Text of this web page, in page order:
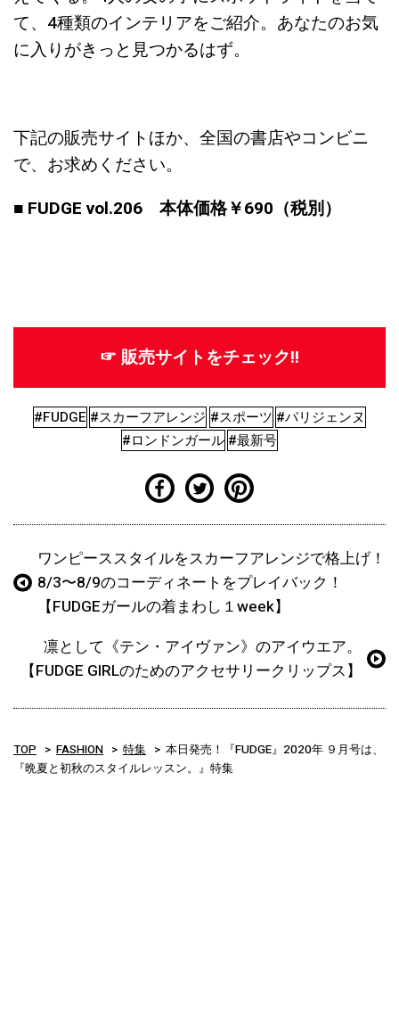
て、4種類のインテリアをご紹介。あなたのお気
に入りがきっと見つかるはず。
下記の販売サイトほか、全国の書店やコンビニ
で、お求めください。
■ FUDGE vol.206 本体価格￥690（税別）
☞ 販売サイトをチェック!!
#FUDGE #スカーフアレンジ #スポーツ #パリジェンヌ
#ロンドンガール #最新号
ワンピーススタイルをスカーフアレンジで格上げ！
8/3〜8/9のコーディネートをプレイバック！
【FUDGEガールの着まわし１week】
凛として《テン・アイヴァン》のアイウエア。
【FUDGE GIRLのためのアクセサリークリップス】
TOP FASHION 特集
本日発売！『FUDGE』2020年 ９月号は、
『晩夏と初秋のスタイルレッスン。』特集